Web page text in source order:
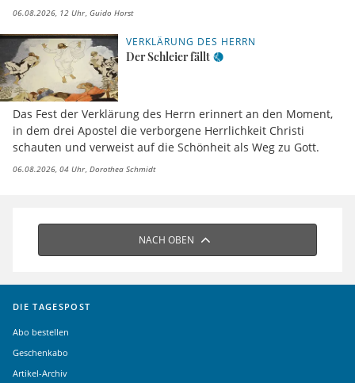
06.08.2026, 12 Uhr Guido Horst
VERKLÄRUNG DES HERRN
Der Schleier fällt
Das Fest der Verklärung des Herrn erinnert an den Moment,
in dem drei Apostel die verborgene Herrlichkeit Christi
schauten und verweist auf die Schönheit als Weg zu Gott.
06.08.2026, 04 Uhr Dorothea Schmidt
NACH OBEN
DIE TAGESPOST
Abo bestellen
Geschenkabo
Artikel-Archiv